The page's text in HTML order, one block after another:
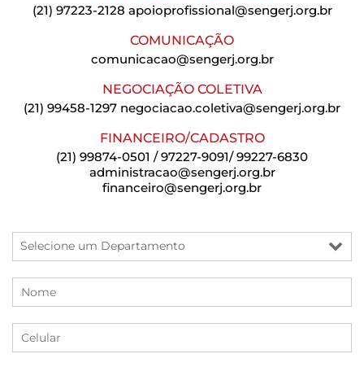
(21) 97223-2128 apoioprofissional@sengerj.org.br
COMUNICAÇÃO
comunicacao@sengerj.org.br
NEGOCIAÇÃO COLETIVA
(21) 99458-1297 negociacao.coletiva@sengerj.org.br
FINANCEIRO/CADASTRO
(21) 99874-0501 / 97227-9091/ 99227-6830
administracao@sengerj.org.br
financeiro@sengerj.org.br